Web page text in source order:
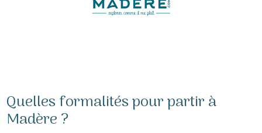
Quelles formalités pour partir à
Madère ?